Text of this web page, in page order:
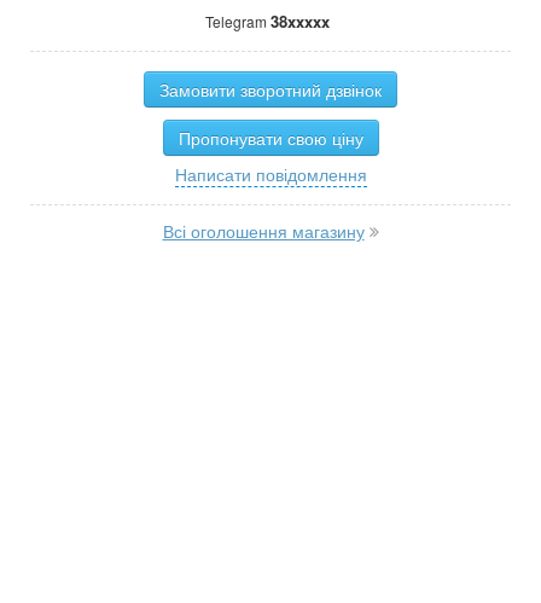
Telegram 38xxxxx
Замовити зворотний дзвінок
Пропонувати свою ціну
Написати повідомлення
Всі оголошення магазину